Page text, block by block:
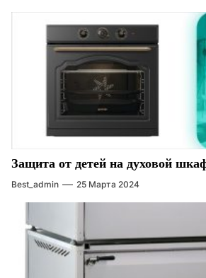
Защита от детей на духовой
Best_admin 25 Марта 2024